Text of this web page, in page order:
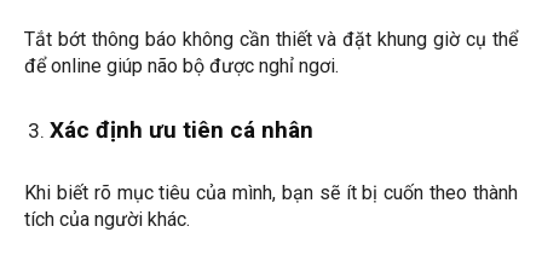
Tắt bớt thông báo không cần thiết và đặt khung giờ cụ thể
để online giúp não bộ được nghỉ ngơi.
Xác định ưu tiên cá nhân
Khi biết rõ mục tiêu của mình, bạn sẽ ít bị cuốn theo thành
tích của người khác.